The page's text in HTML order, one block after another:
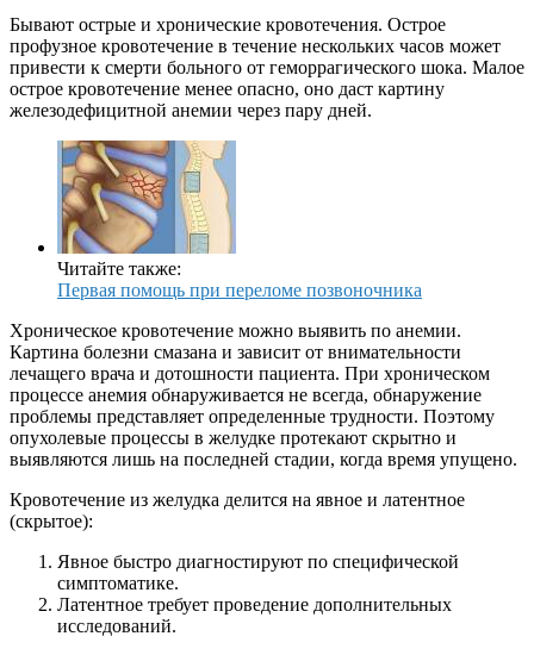
Бывают острые и хронические кровотечения. Острое
профузное кровотечение в течение нескольких часов может
привести к смерти больного от геморрагического шока. Малое
острое кровотечение менее опасно, оно даст картину
железодефицитной анемии через пару дней.
Читайте также:
Первая помощь при переломе позвоночника
Хроническое кровотечение можно выявить по анемии.
Картина болезни смазана и зависит от внимательности
лечащего врача и дотошности пациента. При хроническом
процессе анемия обнаруживается не всегда, обнаружение
проблемы представляет определенные трудности. Поэтому
опухолевые процессы в желудке протекают скрытно и
выявляются лишь на последней стадии, когда время упущено.
Кровотечение из желудка делится на явное и латентное
(скрытое):
Явное быстро диагностируют по специфической
симптоматике.
Латентное требует проведение дополнительных
исследований.